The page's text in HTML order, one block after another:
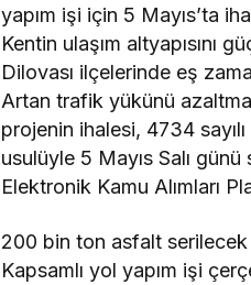
yapım işi için 5 Mayıs’ta
Kentin ulaşım altyapısını
Dilovası ilçelerinde eş
Artan trafik yükünü
projenin ihalesi, 4734
usulüyle 5 Mayıs Salı
Elektronik Kamu Alımları
200 bin ton asfalt serilecek
Kapsamlı yol yapım işi